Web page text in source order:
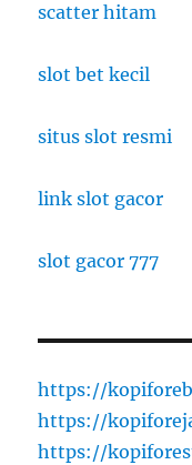
scatter hitam
slot bet kecil
situs slot resmi
link slot gacor
slot gacor 777
https://
https://
https://